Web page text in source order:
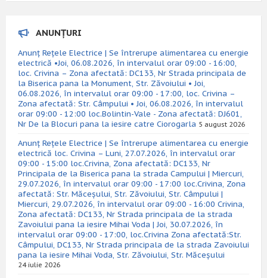
ANUNȚURI
Anunț Rețele Electrice | Se întrerupe alimentarea cu energie
electrică •Joi, 06.08.2026, în intervalul orar 09:00 - 16:00,
loc. Crivina – Zona afectată: DC133, Nr Strada principala de
la Biserica pana la Monument, Str. Zăvoiului • Joi,
06.08.2026, în intervalul orar 09:00 - 17:00, loc. Crivina –
Zona afectată: Str. Câmpului • Joi, 06.08.2026, în intervalul
orar 09:00 - 12:00 loc.Bolintin-Vale - Zona afectată: DJ601,
Nr De la Blocuri pana la iesire catre Ciorogarla 5 august 2026
Anunț Rețele Electrice | Se întrerupe alimentarea cu energie
electrică loc. Crivina – Luni, 27.07.2026, în intervalul orar
09:00 - 15:00 loc.Crivina, Zona afectată: DC133, Nr
Principala de la Biserica pana la strada Campului | Miercuri,
29.07.2026, în intervalul orar 09:00 - 17:00 loc.Crivina, Zona
afectată: Str. Măceșului, Str. Zăvoiului, Str. Câmpului |
Miercuri, 29.07.2026, în intervalul orar 09:00 - 16:00 Crivina,
Zona afectată: DC133, Nr Strada principala de la strada
Zavoiului pana la iesire Mihai Voda | Joi, 30.07.2026, în
intervalul orar 09:00 - 17:00, loc.Crivina Zona afectată:Str.
Câmpului, DC133, Nr Strada principala de la strada Zavoiului
pana la iesire Mihai Voda, Str. Zăvoiului, Str. Măceșului
24 iulie 2026